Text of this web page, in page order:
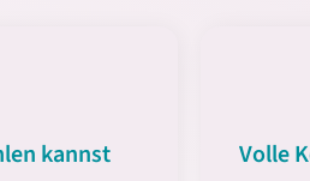
kannst Volle